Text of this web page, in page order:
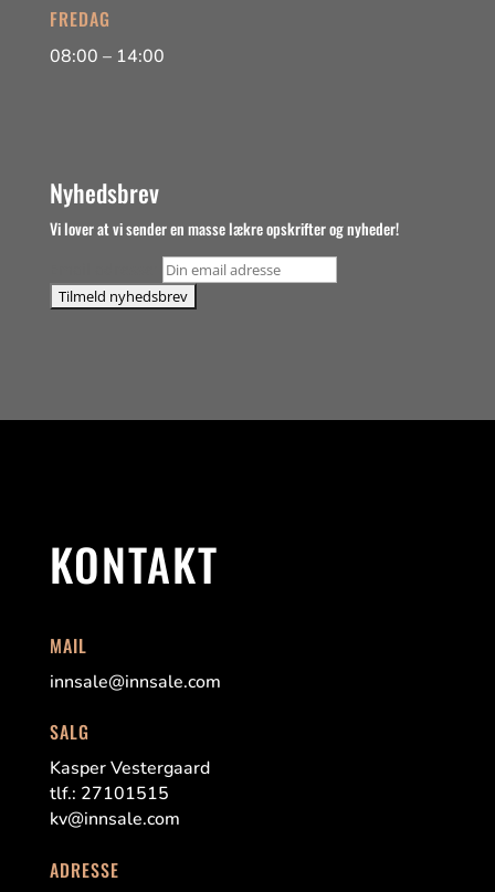
FREDAG
08:00 – 14:00
Nyhedsbrev
Vi lover at vi sender en masse lækre opskrifter og nyheder!
KONTAKT
MAIL
innsale@innsale.com
SALG
Kasper Vestergaard
tlf.: 27101515
kv@innsale.com
ADRESSE